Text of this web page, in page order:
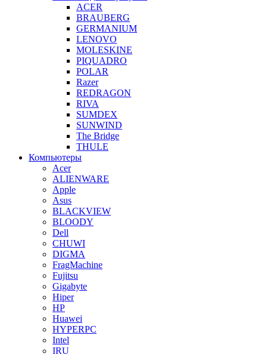
ACER
BRAUBERG
GERMANIUM
LENOVO
MOLESKINE
PIQUADRO
POLAR
Razer
REDRAGON
RIVA
SUMDEX
SUNWIND
The Bridge
THULE
Компьютеры
Acer
ALIENWARE
Apple
Asus
BLACKVIEW
BLOODY
Dell
CHUWI
DIGMA
FragMachine
Fujitsu
Gigabyte
Hiper
HP
Huawei
HYPERPC
Intel
IRU